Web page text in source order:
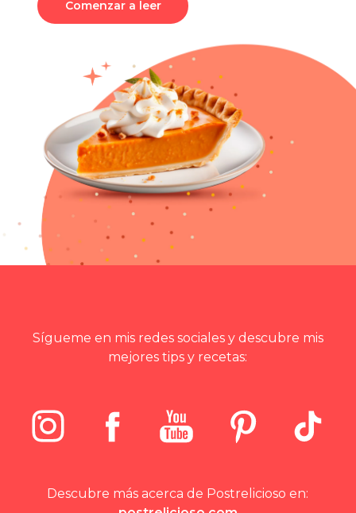
Comenzar a leer
Sígueme en mis redes sociales y descubre mis
mejores tips y recetas:
Descubre más acerca de Postrelicioso en: